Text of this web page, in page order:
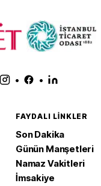
• •
FAYDALI LINKLER
Son Dakika
Günün Manşetleri
Namaz Vakitleri
İmsakiye